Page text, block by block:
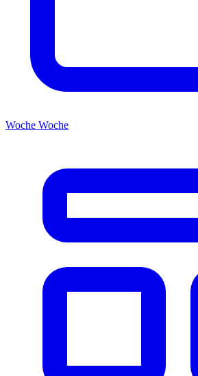
Woche Woche